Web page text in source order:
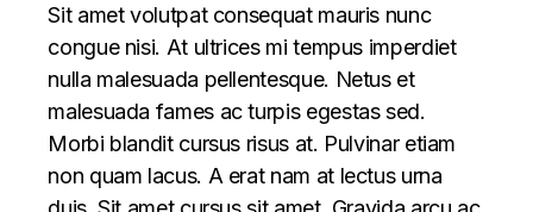
Sit amet volutpat consequat mauris nunc
congue nisi. At ultrices mi tempus imperdiet
nulla malesuada pellentesque. Netus et
malesuada fames ac turpis egestas sed.
Morbi blandit cursus risus at. Pulvinar etiam
non quam lacus. A erat nam at lectus urna